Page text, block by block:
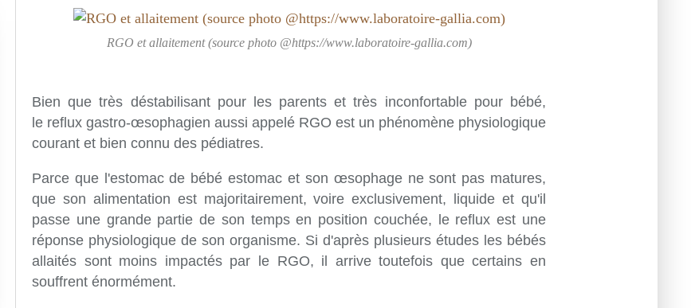
RGO et allaitement (source photo @https://www.laboratoire-gallia.com)
Bien que très déstabilisant pour les parents et très inconfortable pour bébé,
le reflux gastro-œsophagien aussi appelé RGO est un phénomène physiologique
courant et bien connu des pédiatres.
Parce que l'estomac de bébé estomac et son œsophage ne sont pas matures,
que son alimentation est majoritairement, voire exclusivement, liquide et qu'il
passe une grande partie de son temps en position couchée, le reflux est une
réponse physiologique de son organisme. Si d'après plusieurs études les bébés
allaités sont moins impactés par le RGO, il arrive toutefois que certains en
souffrent énormément.